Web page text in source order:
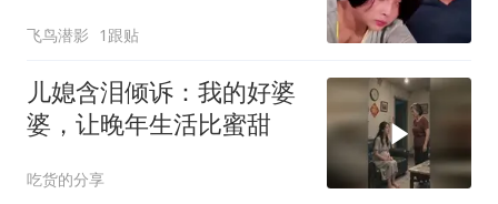
飞鸟潜影 1跟贴
儿媳含泪倾诉：我的好婆
婆，让晚年生活比蜜甜
吃货的分享